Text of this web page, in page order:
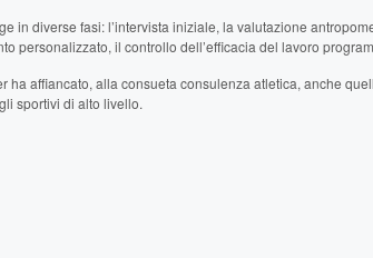
in diverse fasi: l’intervista iniziale, la valutazione
personalizzato, il controllo dell’efficacia del lavoro
affiancato, alla consueta consulenza atletica, anche
sportivi di alto livello.